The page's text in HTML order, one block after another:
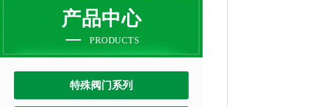
产品中心
PRODUCTS
特殊阀门系列